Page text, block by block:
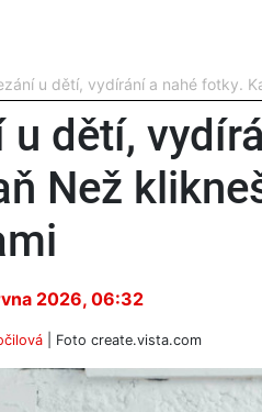
u dětí, vydírání a nahé fotky.
u dětí,
Než
2026, 06:32
| Foto create.vista.com